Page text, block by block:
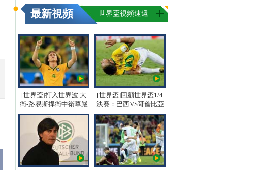
最新視頻 世界盃視頻速遞
[世界盃]打入世界波 大
衛-路易斯捍衛中衛尊嚴
[世界盃]回顧世界盃1/4
決賽：巴西VS哥倫比亞